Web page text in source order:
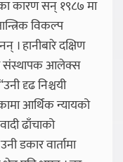
कारण सन् १९८७ मा
विकल्प
। हानीबारे दक्षिण
संस्थापक आलेक्स
दृढ निश्चयी
आर्थिक न्यायको
ढाँचाको
डकार वार्तामा